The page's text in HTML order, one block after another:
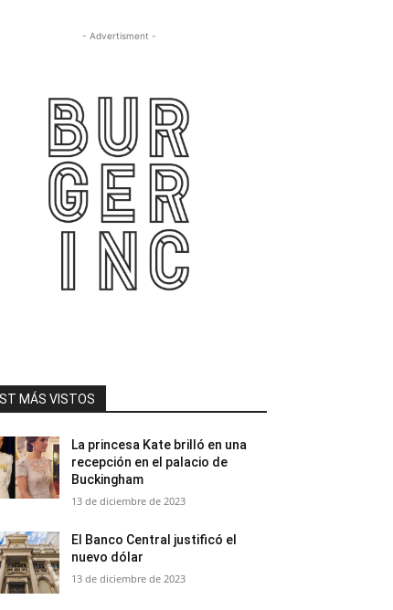
- Advertisment -
MÁS VISTOS
La princesa Kate brilló en una
recepción en el palacio de
Buckingham
13 de diciembre de 2023
El Banco Central justificó el
nuevo dólar
13 de diciembre de 2023